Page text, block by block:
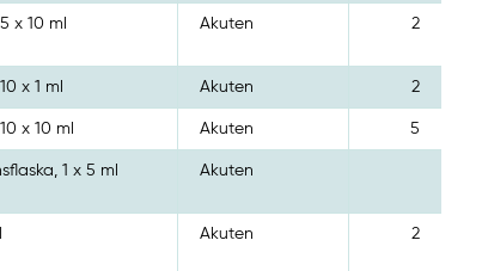
x 10 ml Akuten 2
x 1 ml Akuten 2
x 10 ml Akuten 5
1 x 5 ml Akuten
Akuten 2